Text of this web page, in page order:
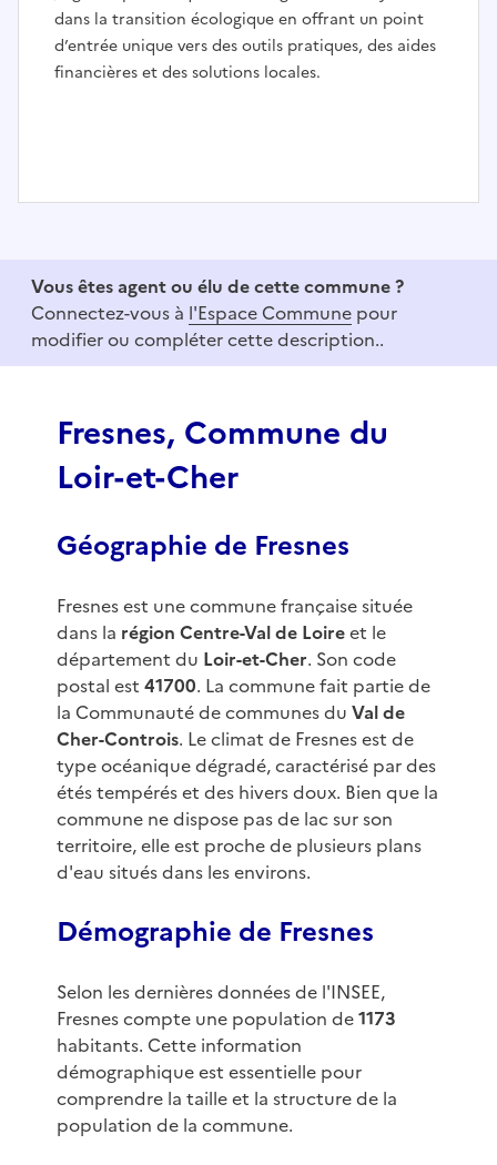
dans la transition écologique en offrant un point
d’entrée unique vers des outils pratiques, des aides
financières et des solutions locales.
f
Vous êtes agent ou élu de cette commune ?
Connectez-vous à l'Espace Commune pour
modifier ou compléter cette description..
Fresnes, Commune du
Loir-et-Cher
Géographie de Fresnes
Fresnes est une commune française située
dans la région Centre-Val de Loireet le
département du Loir-et-Cher. Son code
postal est 41700. La commune fait partie de
la Communauté de communes du Val de
Cher-Controis. Le climat de Fresnes est de
type océanique dégradé, caractérisé par des
étés tempérés et des hivers doux. Bien que la
commune ne dispose pas de lac sur son
territoire, elle est proche de plusieurs plans
d'eau situés dans les environs.
Démographie de Fresnes
Selon les dernières données de l'INSEE,
Fresnes compte une population de1173
habitants. Cette information
démographique est essentielle pour
comprendre la taille et la structure de la
population de la commune.